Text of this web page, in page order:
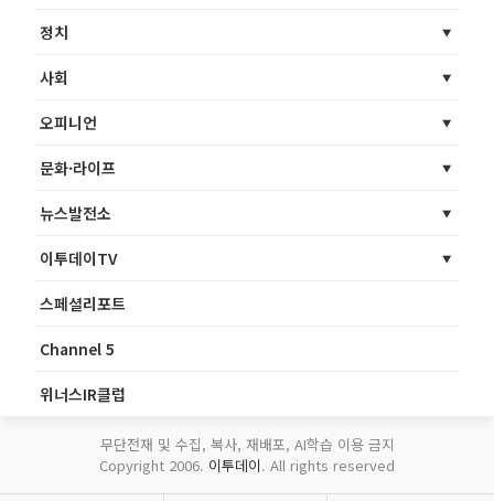
정치
사회
오피니언
문화·라이프
뉴스발전소
이투데이TV
스페셜리포트
Channel 5
위너스IR클럽
무단전재 및 수집, 복사, 재배포, AI학습 이용 금지
Copyright 2006. 이투데이. All rights reserved